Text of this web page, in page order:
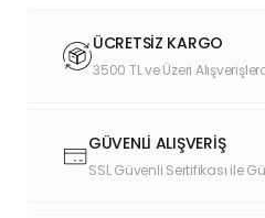
ÜCRETSİZ KARGO
3500 TL ve Üzeri
GÜVENLİ ALIŞVERİŞ
SSL Güvenli Sertifikası ile